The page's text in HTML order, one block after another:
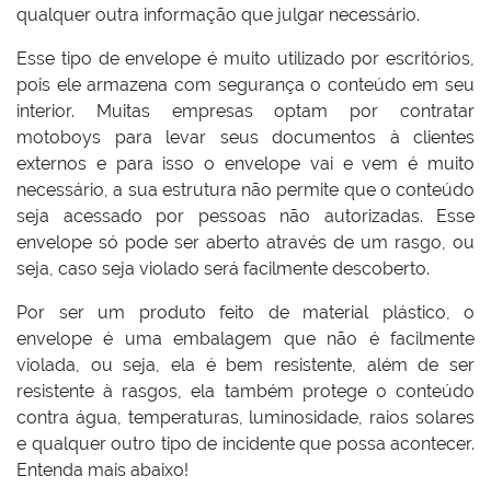
qualquer outra informação que julgar necessário.
Esse tipo de envelope é muito utilizado por escritórios,
pois ele armazena com segurança o conteúdo em seu
interior. Muitas empresas optam por contratar
motoboys para levar seus documentos à clientes
externos e para isso o envelope vai e vem é muito
necessário, a sua estrutura não permite que o conteúdo
seja acessado por pessoas não autorizadas. Esse
envelope só pode ser aberto através de um rasgo, ou
seja, caso seja violado será facilmente descoberto.
Por ser um produto feito de material plástico, o
envelope é uma embalagem que não é facilmente
violada, ou seja, ela é bem resistente, além de ser
resistente à rasgos, ela também protege o conteúdo
contra água, temperaturas, luminosidade, raios solares
e qualquer outro tipo de incidente que possa acontecer.
Entenda mais abaixo!